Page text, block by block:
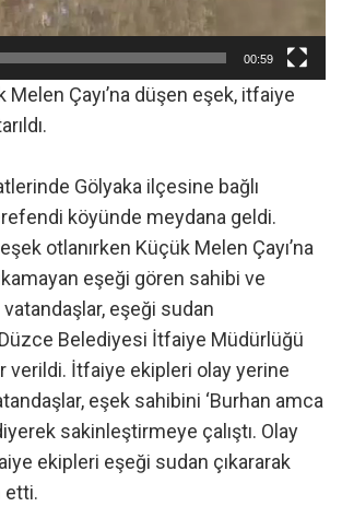
00:59
Melen Çayı’na düşen eşek, itfaiye
Gölyaka ilçesine bağlı
köyünde meydana geldi.
otlanırken Küçük Melen Çayı’na
eşeği gören sahibi ve
eşeği sudan
Düzce Belediyesi İtfaiye Müdürlüğü
verildi. İtfaiye ekipleri olay yerine
eşek sahibini ‘Burhan amca
sakinleştirmeye çalıştı. Olay
ekipleri eşeği sudan çıkararak
etti.